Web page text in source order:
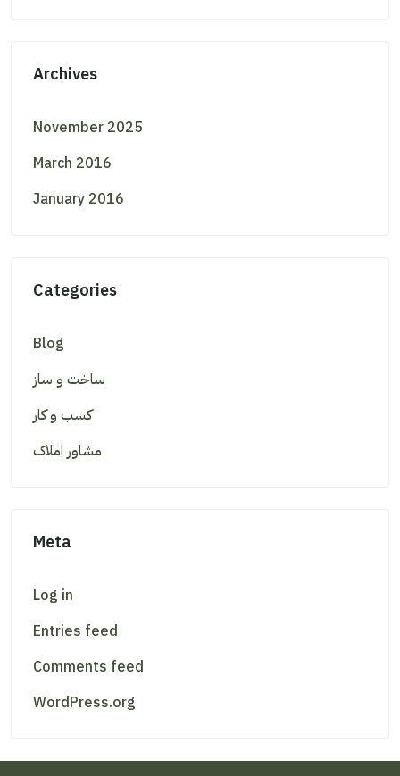
Archives
November 2025
March 2016
January 2016
Categories
Blog
ساخت و ساز
کسب و کار
مشاور املاک
Meta
Log in
Entries feed
Comments feed
WordPress.org